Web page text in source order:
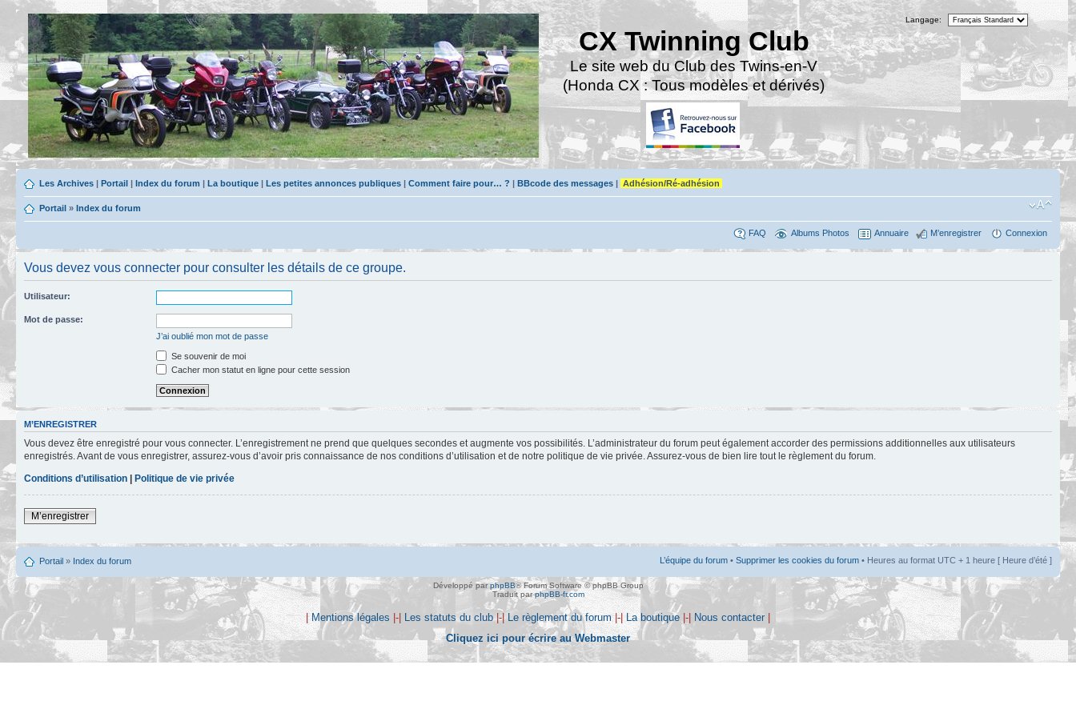
CX Twinning Club
Le site web du Club des Twins-en-V
(Honda CX : Tous modèles et dérivés)
Langage:
Les Archives | Portail | Index du forum | La boutique | Les petites annonces publiques | Comment faire pour… ? | BBcode des messages | Adhésion/Ré-adhésion
Portail » Index du forum
FAQ Albums Photos Annuaire M’enregistrer Connexion
Vous devez vous connecter pour consulter les détails de ce groupe.
Utilisateur:
Mot de passe:
J’ai oublié mon mot de passe
Se souvenir de moi
Cacher mon statut en ligne pour cette session
M’ENREGISTRER
Vous devez être enregistré pour vous connecter. L’enregistrement ne prend que quelques secondes et augmente vos possibilités. L’administrateur du forum peut également accorder des permissions additionnelles aux utilisateurs
enregistrés. Avant de vous enregistrer, assurez-vous d’avoir pris connaissance de nos conditions d’utilisation et de notre politique de vie privée. Assurez-vous de bien lire tout le règlement du forum.
Conditions d’utilisation | Politique de vie privée
M’enregistrer
Portail » Index du forum L’équipe du forum • Supprimer les cookies du forum • Heures au format UTC + 1 heure [ Heure d’été ]
Développé parphpBB® Forum Software © phpBB Group
Traduit parphpBB-fr.com
| Mentions légales |-| Les statuts du club |-| Le règlement du forum |-| La boutique |-| Nous contacter |
Cliquez ici pour écrire au Webmaster